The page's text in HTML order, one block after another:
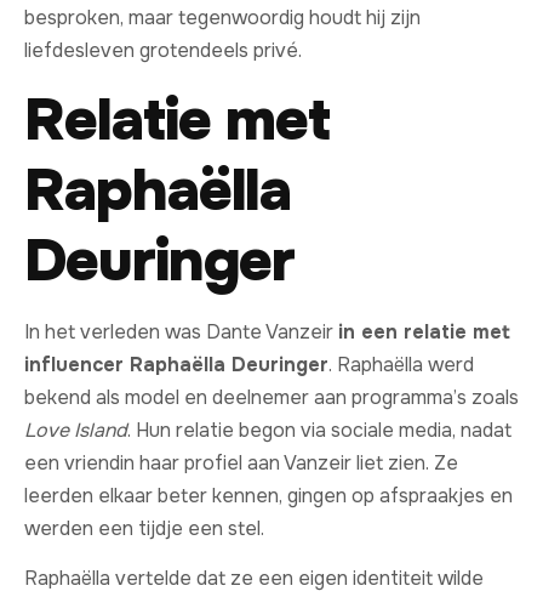
besproken, maar tegenwoordig houdt hij zijn
liefdesleven grotendeels privé.
Relatie met
Raphaëlla
Deuringer
In het verleden was Dante Vanzeir in een relatie met
influencer Raphaëlla Deuringer. Raphaëlla werd
bekend als model en deelnemer aan programma’s zoals
Love Island. Hun relatie begon via sociale media, nadat
een vriendin haar profiel aan Vanzeir liet zien. Ze
leerden elkaar beter kennen, gingen op afspraakjes en
werden een tijdje een stel.
Raphaëlla vertelde dat ze een eigen identiteit wilde